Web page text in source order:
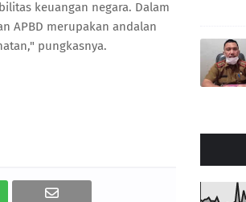
keuangan negara. Dalam
APBD merupakan andalan
pungkasnya.